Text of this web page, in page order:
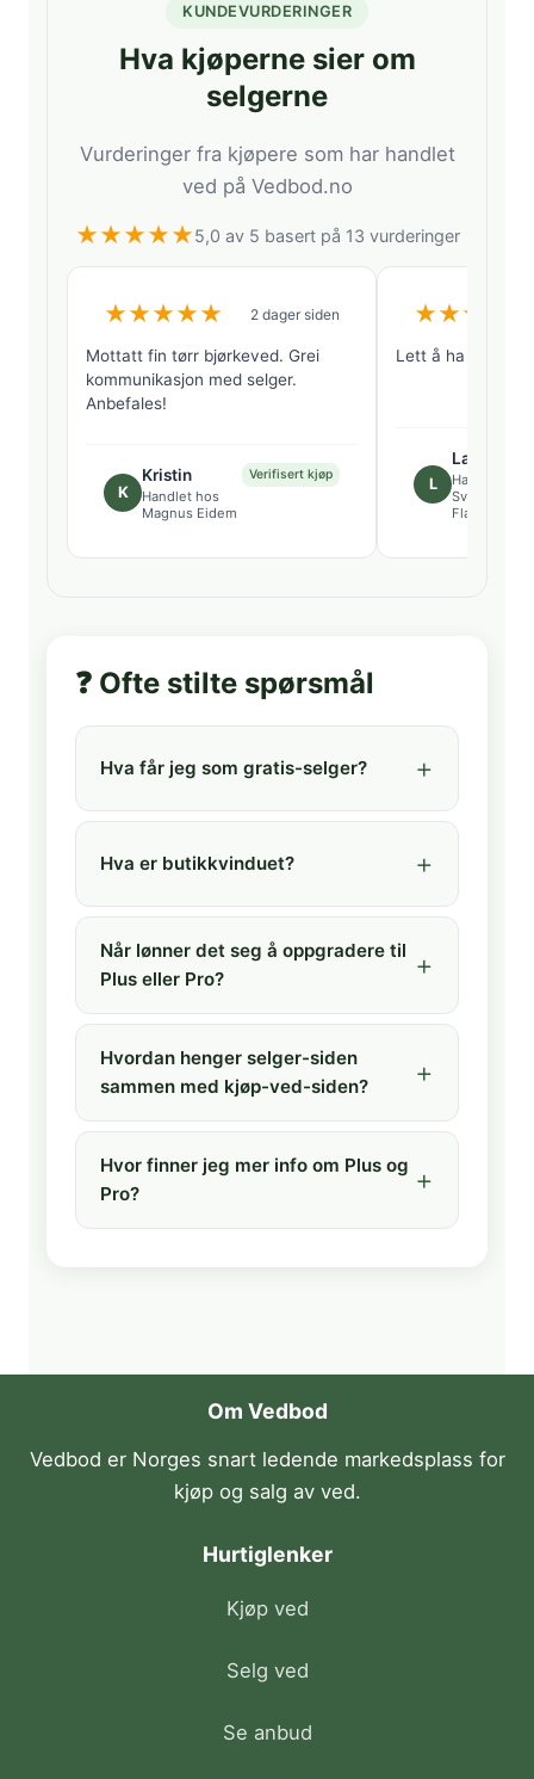
KUNDEVURDERINGER
Hva kjøperne sier om
selgerne
Vurderinger fra kjøpere som har handlet
ved på Vedbod.no
★★★★★5,0 av 5 basert på 13 vurderinger
★★★★★ 2 dager siden
Mottatt fin tørr bjørkeved. Grei
kommunikasjon med selger.
Anbefales!
K
Kristin
Handlet hos
Magnus Eidem
Verifisert kjøp
★★★
Lett å ha med å
L
Lars
Handlet hos
Sveinung
Fladsrud
❓ Ofte stilte spørsmål
Hva får jeg som gratis-selger?
Hva er butikkvinduet?
Når lønner det seg å oppgradere til
Plus eller Pro?
Hvordan henger selger-siden
sammen med kjøp-ved-siden?
Hvor finner jeg mer info om Plus og
Pro?
Om Vedbod
Vedbod er Norges snart ledende markedsplass for
kjøp og salg av ved.
Hurtiglenker
Kjøp ved
Selg ved
Se anbud